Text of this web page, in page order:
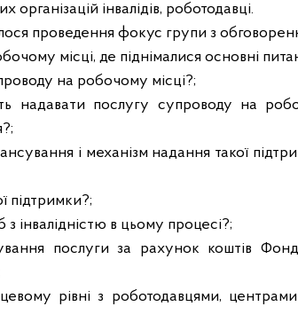
організацій інвалідів, роботодавці.
проведення фокус групи з
місці, де піднімалися основні
на робочому місці?;
надавати послугу супроводу на
і механізм надання такої
підтримки?;
з інвалідністю в цьому процесі?;
послуги за рахунок коштів
рівні з роботодавцями, центрами